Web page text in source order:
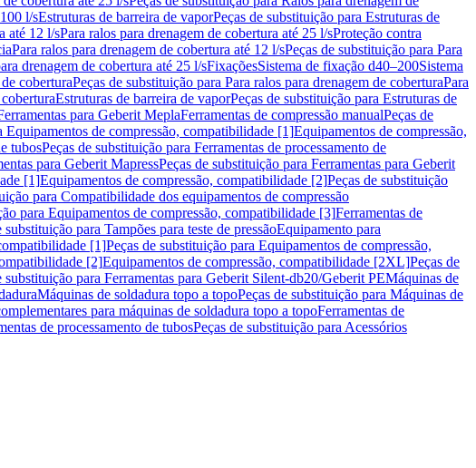
l/sEstruturas de barreira de vaporPeças de substituição para Estruturas de
até 12 l/sPara ralos para drenagem de cobertura até 25 l/sProteção contra
Para ralos para drenagem de cobertura até 12 l/sPeças de substituição para Para
drenagem de cobertura até 25 l/sFixaçõesSistema de fixação d40–200Sistema
coberturaPeças de substituição para Para ralos para drenagem de coberturaPara
Estruturas de barreira de vaporPeças de substituição para Estruturas de
para Geberit MeplaFerramentas de compressão manualPeças de
Equipamentos de compressão, compatibilidade [1]Equipamentos de compressão,
tubosPeças de substituição para Ferramentas de processamento de
para Geberit MapressPeças de substituição para Ferramentas para Geberit
[1]Equipamentos de compressão, compatibilidade [2]Peças de substituição
para Compatibilidade dos equipamentos de compressão
para Equipamentos de compressão, compatibilidade [3]Ferramentas de
substituição para Tampões para teste de pressãoEquipamento para
[1]Peças de substituição para Equipamentos de compressão,
[2]Equipamentos de compressão, compatibilidade [2XL]Peças de
substituição para Ferramentas para Geberit Silent-db20/Geberit PEMáquinas de
Máquinas de soldadura topo a topoPeças de substituição para Máquinas de
para máquinas de soldadura topo a topoFerramentas de
de processamento de tubosPeças de substituição para Acessórios